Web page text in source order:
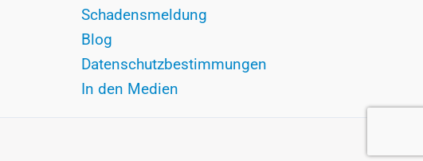
Schadensmeldung
Blog
Datenschutzbestimmungen
In den Medien